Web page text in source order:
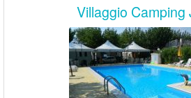
Villaggio Camping